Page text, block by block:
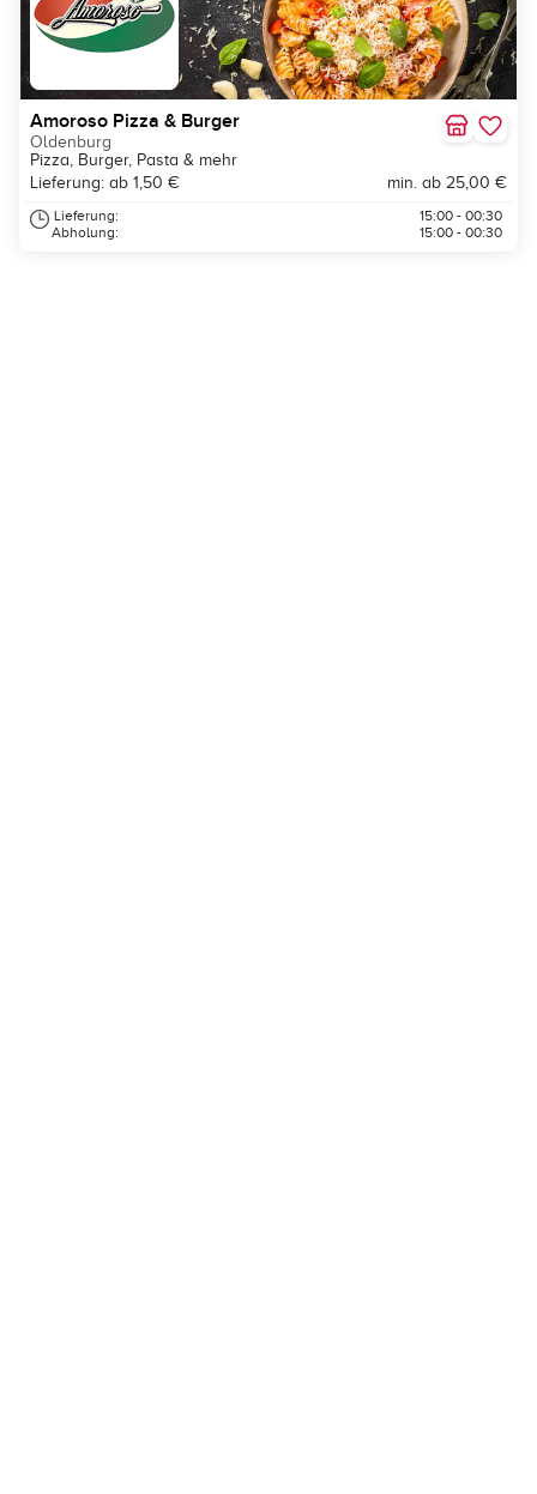
Amoroso Pizza & Burger
Oldenburg
Pizza, Burger, Pasta & mehr
Lieferung: ab 1,50 €
min. ab 25,00 €
Lieferung:
Abholung:
15:00 - 00:30
15:00 - 00:30